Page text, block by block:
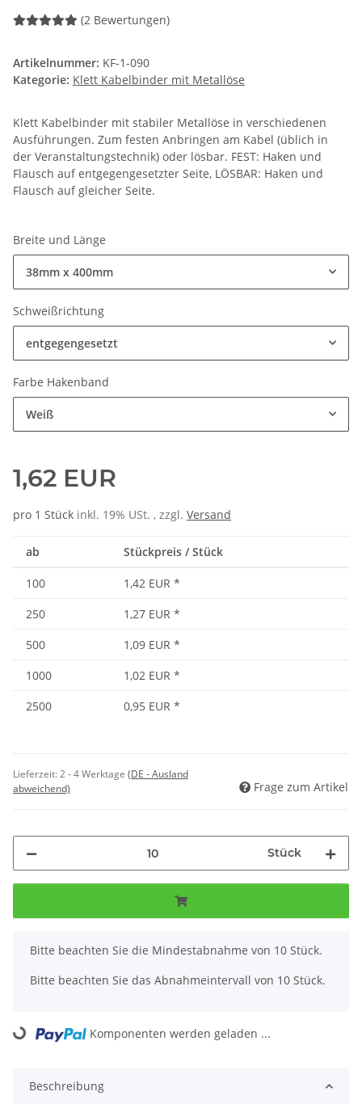
(2 Bewertungen)
Artikelnummer: KF-1-090
Kategorie: Klett Kabelbinder mit Metallöse
Klett Kabelbinder mit stabiler Metallöse in verschiedenen
Ausführungen. Zum festen Anbringen am Kabel (üblich in
der Veranstaltungstechnik) oder lösbar. FEST: Haken und
Flausch auf entgegengesetzter Seite, LÖSBAR: Haken und
Flausch auf gleicher Seite.
Breite und Länge
38mm x 400mm
Schweißrichtung
entgegengesetzt
Farbe Hakenband
Weiß
1,62 EUR
pro 1 Stück inkl. 19% USt. , zzgl. Versand
ab Stückpreis / Stück
100 1,42 EUR *
250
1,27 EUR *
500
1,09 EUR *
1000
1,02 EUR *
2500
0,95 EUR *
Lieferzeit:2 - 4 Werktage (DE - Ausland
abweichend)
Frage zum Artikel
Stück
x
Bitte beachten Sie die Mindestabnahme von 10 Stück.
Bitte beachten Sie das Abnahmeintervall von 10 Stück.
Loading... Komponenten werden geladen ...
Beschreibung